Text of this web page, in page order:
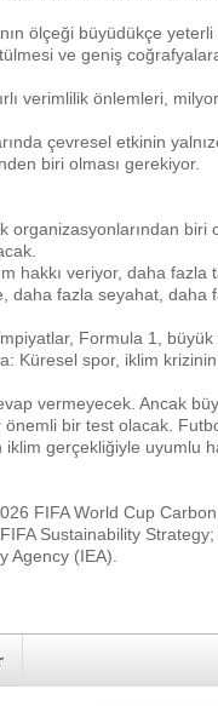
ölçeği büyüdükçe yeterli
ve geniş
verimlilik önlemleri,
çevresel etkinin
biri olması gerekiyor.
organizasyonlarından biri
hakkı veriyor, daha
daha fazla seyahat,
Formula 1,
Küresel spor, iklim
vermeyecek. Ancak
bir test olacak.
gerçekliğiyle uyumlu
FIFA World Cup
Sustainability
Agency (IEA).